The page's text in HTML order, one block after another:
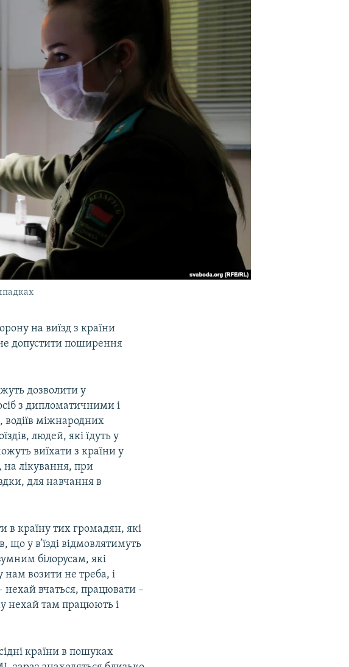
на виїзд з країни
допустити поширення
дозволити у
з дипломатичними і
водіїв міжнародних
людей, які їдуть у
виїхати з країни у
на лікування, при
для навчання в
в країну тих громадян, які
у в’їзді відмовлятимуть
білорусам, які
нам возити не треба, і
вчаться, працювати –
нехай там працюють і
країни в пошуках